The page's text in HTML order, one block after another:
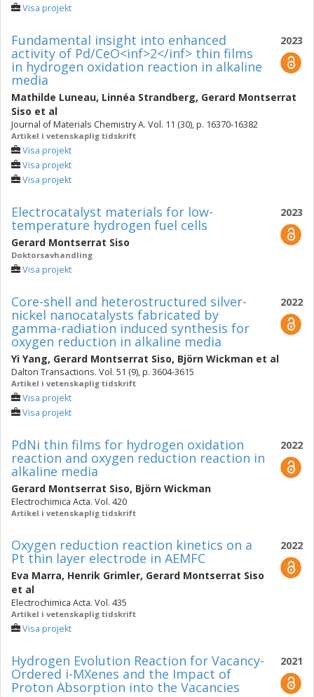
Visa projekt
2023
Fundamental insight into enhanced
activity of Pd/CeO<inf>2</inf> thin films
in hydrogen oxidation reaction in alkaline
media
Mathilde Luneau, Linnéa Strandberg, Gerard Montserrat
Siso et al
Journal of Materials Chemistry A. Vol. 11 (30), p. 16370-16382
Artikel i vetenskaplig tidskrift
Visa projekt
Visa projekt
Visa projekt
2023
Electrocatalyst materials for low-
temperature hydrogen fuel cells
Gerard Montserrat Siso
Doktorsavhandling
Visa projekt
2022
Core-shell and heterostructured silver-
nickel nanocatalysts fabricated by
gamma-radiation induced synthesis for
oxygen reduction in alkaline media
Yi Yang, Gerard Montserrat Siso, Björn Wickman et al
Dalton Transactions. Vol. 51 (9), p. 3604-3615
Artikel i vetenskaplig tidskrift
Visa projekt
Visa projekt
2022
PdNi thin films for hydrogen oxidation
reaction and oxygen reduction reaction in
alkaline media
Gerard Montserrat Siso, Björn Wickman
Electrochimica Acta. Vol. 420
Artikel i vetenskaplig tidskrift
2022
Oxygen reduction reaction kinetics on a
Pt thin layer electrode in AEMFC
Eva Marra, Henrik Grimler, Gerard Montserrat Siso
et al
Electrochimica Acta. Vol. 435
Artikel i vetenskaplig tidskrift
Visa projekt
2021
Hydrogen Evolution Reaction for Vacancy-
Ordered i-MXenes and the Impact of
Proton Absorption into the Vacancies